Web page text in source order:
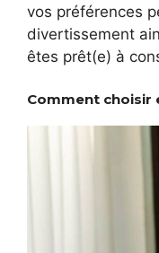
vos préférences
divertissement
êtes prêt(e) à
Comment choisir